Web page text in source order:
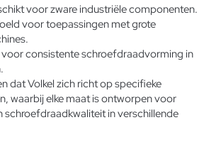
voor zware industriële componenten.
voor toepassingen met grote
consistente schroefdraadvorming in
dat Volkel zich richt op specifieke
waarbij elke maat is ontworpen voor
schroefdraadkwaliteit in verschillende